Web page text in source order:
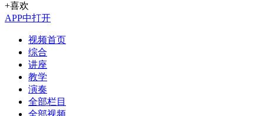
+喜欢
APP中打开
视频首页
综合
讲座
教学
演奏
全部栏目